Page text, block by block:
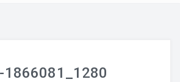
1866081_1280